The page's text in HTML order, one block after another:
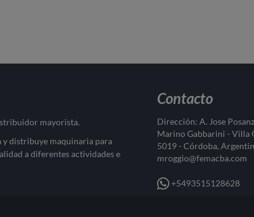
mayorista.
y distribuye maquinaria para
a diferentes actividades e
Contacto
Dirección: A. Jose
Marino Gabbarini - Villa
5019 - Córdoba,
mroggio@femacba.com
+5493515128628